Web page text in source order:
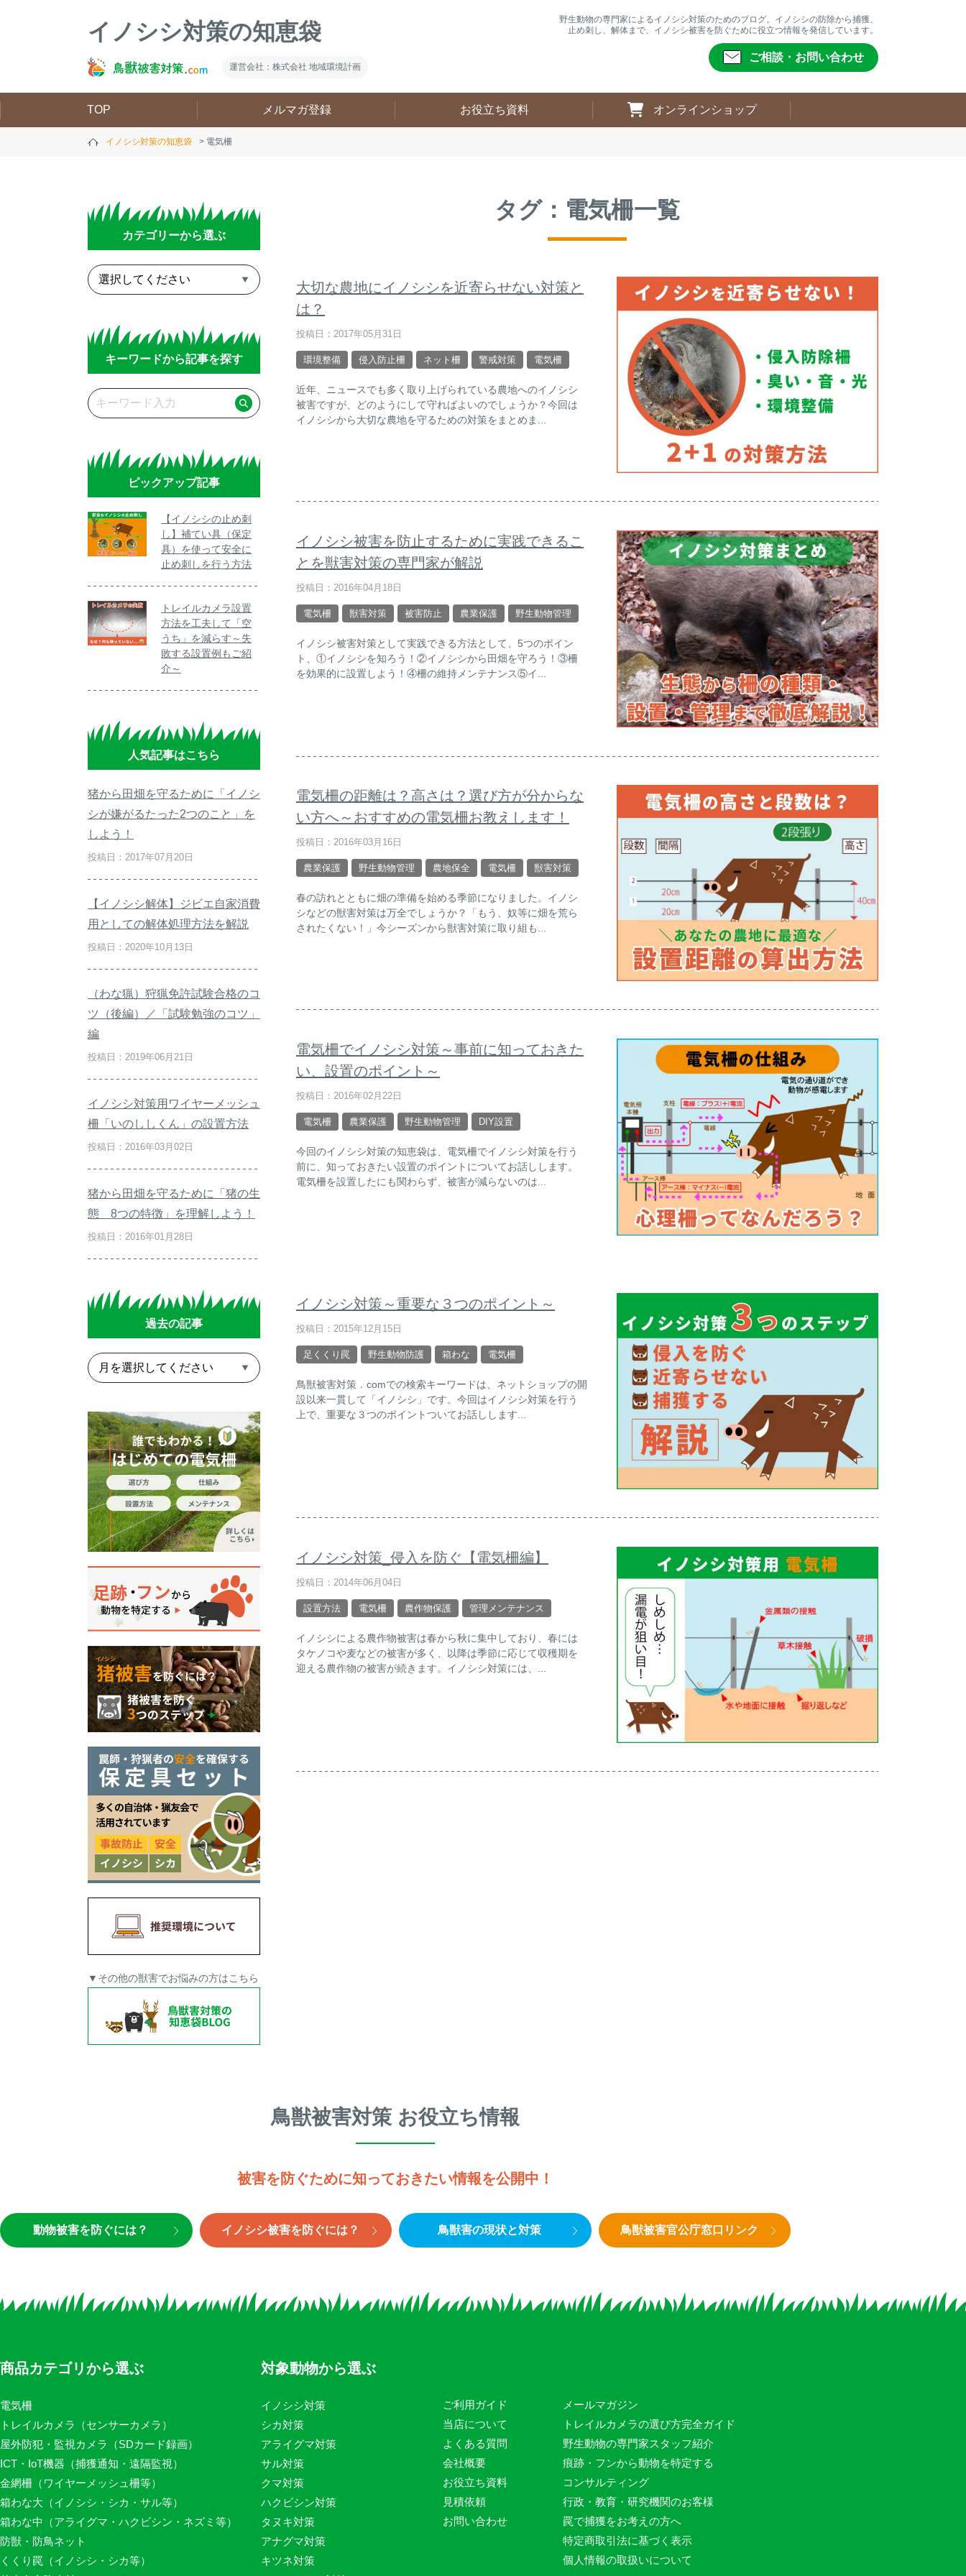
イノシシ対策の知恵袋
運営会社：株式会社 地域環境計画
野生動物の専門家によるイノシシ対策のためのブログ。イノシシの防除から捕獲、
止め刺し、解体まで、イノシシ被害を防ぐために役立つ情報を発信しています。
ご相談・お問い合わせ
TOP メルマガ登録 お役立ち資料 オンラインショップ
イノシシ対策の知恵袋 電気柵
カテゴリーから選ぶ
キーワードから記事を探す
ピックアップ記事
【イノシシの止め刺
し】補てい具（保定
具）を使って安全に
止め刺しを行う方法
トレイルカメラ設置
方法を工夫して「空
うち」を減らす～失
敗する設置例もご紹
介～
人気記事はこちら
猪から田畑を守るために「イノシ
シが嫌がるたった2つのこと」を
しよう！
投稿日：2017年07月20日
【イノシシ解体】ジビエ自家消費
用としての解体処理方法を解説
投稿日：2020年10月13日
（わな猟）狩猟免許試験合格のコ
ツ（後編）／「試験勉強のコツ」
編
投稿日：2019年06月21日
イノシシ対策用ワイヤーメッシュ
柵「いのししくん」の設置方法
投稿日：2016年03月02日
猪から田畑を守るために「猪の生
態 8つの特徴」を理解しよう！
投稿日：2016年01月28日
過去の記事
▼その他の獣害でお悩みの方はこちら
タグ：電気柵一覧
大切な農地にイノシシを近寄らせない対策と
は？
投稿日：2017年05月31日
環境整備 侵入防止柵 ネット柵 警戒対策 電気柵
近年、ニュースでも多く取り上げられている農地へのイノシシ
被害ですが、どのようにして守ればよいのでしょうか？今回は
イノシシから大切な農地を守るための対策をまとめま...
イノシシ被害を防止するために実践できるこ
とを獣害対策の専門家が解説
投稿日：2016年04月18日
電気柵 獣害対策 被害防止 農業保護 野生動物管理
イノシシ被害対策として実践できる方法として、5つのポイン
ト、①イノシシを知ろう！②イノシシから田畑を守ろう！③柵
を効果的に設置しよう！④柵の維持メンテナンス⑤イ...
電気柵の距離は？高さは？選び方が分からな
い方へ～おすすめの電気柵お教えします！
投稿日：2016年03月16日
農業保護 野生動物管理 農地保全 電気柵 獣害対策
春の訪れとともに畑の準備を始める季節になりました。イノシ
シなどの獣害対策は万全でしょうか？「もう、奴等に畑を荒ら
されたくない！」今シーズンから獣害対策に取り組も...
電気柵でイノシシ対策～事前に知っておきた
い、設置のポイント～
投稿日：2016年02月22日
電気柵 農業保護 野生動物管理 DIY設置
今回のイノシシ対策の知恵袋は、電気柵でイノシシ対策を行う
前に、知っておきたい設置のポイントについてお話しします。
電気柵を設置したにも関わらず、被害が減らないのは...
イノシシ対策～重要な３つのポイント～
投稿日：2015年12月15日
足くくり罠 野生動物防護 箱わな 電気柵
鳥獣被害対策．comでの検索キーワードは、ネットショップの開
設以来一貫して「イノシシ」です。今回はイノシシ対策を行う
上で、重要な３つのポイントついてお話しします...
イノシシ対策_侵入を防ぐ【電気柵編】
投稿日：2014年06月04日
設置方法 電気柵 農作物保護 管理メンテナンス
イノシシによる農作物被害は春から秋に集中しており、春には
タケノコや麦などの被害が多く、以降は季節に応じて収穫期を
迎える農作物の被害が続きます。イノシシ対策には、...
鳥獣被害対策 お役立ち情報
被害を防ぐために知っておきたい情報を公開中！
動物被害を防ぐには？ イノシシ被害を防ぐには？ 鳥獣害の現状と対策 鳥獣被害官公庁窓口リンク
商品カテゴリから選ぶ
電気柵
トレイルカメラ（センサーカメラ）
屋外防犯・監視カメラ（SDカード録画）
ICT・IoT機器（捕獲通知・遠隔監視）
金網柵（ワイヤーメッシュ柵等）
箱わな大（イノシシ・シカ・サル等）
箱わな中（アライグマ・ハクビシン・ネズミ等）
防獣・防鳥ネット
くくり罠（イノシシ・シカ等）
対象動物から選ぶ
イノシシ対策
シカ対策
アライグマ対策
サル対策
クマ対策
ハクビシン対策
タヌキ対策
アナグマ対策
キツネ対策
ご利用ガイド
当店について
よくある質問
会社概要
お役立ち資料
見積依頼
お問い合わせ
メールマガジン
トレイルカメラの選び方完全ガイド
野生動物の専門家スタッフ紹介
痕跡・フンから動物を特定する
コンサルティング
行政・教育・研究機関のお客様
罠で捕獲をお考えの方へ
特定商取引法に基づく表示
個人情報の取扱いについて